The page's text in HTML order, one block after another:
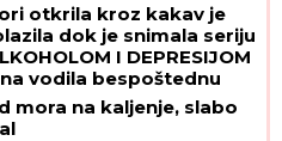
otkrila kroz kakav je
dok je snimala seriju
I DEPRESIJOM
vodila bespoštednu
mora na kaljenje, slabo